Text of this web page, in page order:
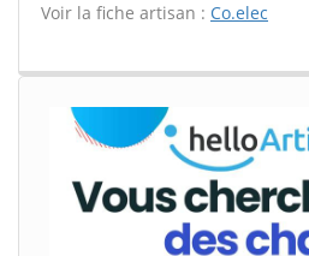
Voir la fiche artisan : Co.elec